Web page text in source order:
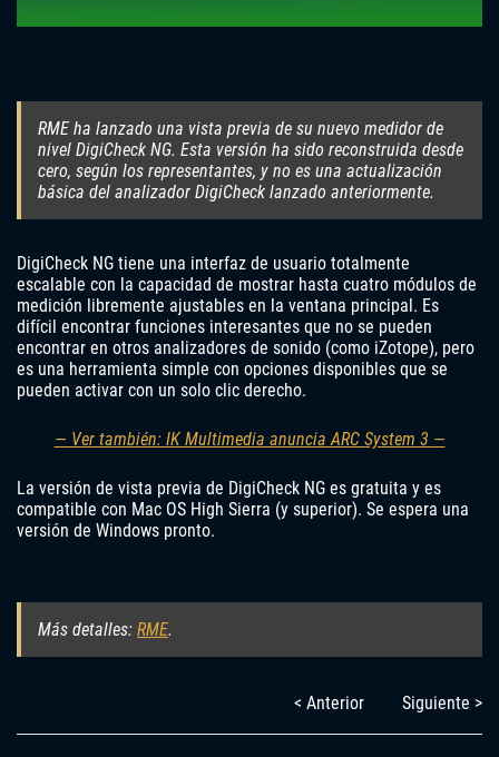
RME ha lanzado una vista previa de su nuevo medidor de
nivel DigiCheck NG. Esta versión ha sido reconstruida desde
cero, según los representantes, y no es una actualización
básica del analizador DigiCheck lanzado anteriormente.
DigiCheck NG tiene una interfaz de usuario totalmente
escalable con la capacidad de mostrar hasta cuatro módulos de
medición libremente ajustables en la ventana principal. Es
difícil encontrar funciones interesantes que no se pueden
encontrar en otros analizadores de sonido (como iZotope), pero
es una herramienta simple con opciones disponibles que se
pueden activar con un solo clic derecho.
— Ver también: IK Multimedia anuncia ARC System 3 —
La versión de vista previa de DigiCheck NG es gratuita y es
compatible con Mac OS High Sierra (y superior). Se espera una
versión de Windows pronto.
Más detalles: RME.
< Anterior Siguiente >